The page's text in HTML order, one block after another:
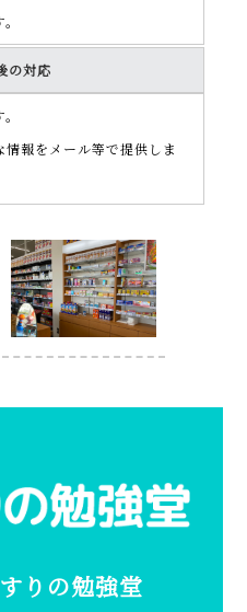
の対応
情報をメール等で提供しま
りの勉強堂